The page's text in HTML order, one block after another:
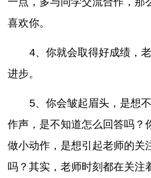
喜欢你。
4、你就会取得好成绩，
进步。
5、你会皱起眉头，是想
作声，是不知道怎么回答吗？
做小动作，是想引起老师的关
吗？其实，老师时刻都在关注